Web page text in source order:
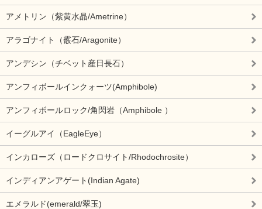
アメトリン（紫黄水晶/Ametrine）
アラゴナイト（霰石/Aragonite）
アンデシン（チベット産日長石）
アンフィボールインクォーツ(Amphibole)
アンフィボールロック/角閃岩（Amphibole ）
イーグルアイ（EagleEye）
インカローズ（ロードクロサイト/Rhodochrosite）
インディアンアゲート(Indian Agate)
エメラルド(emerald/翠玉)